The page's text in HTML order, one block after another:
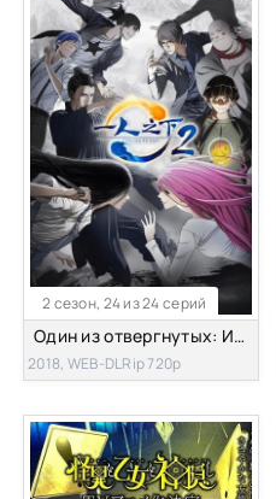
2 сезон, 24 из 24 серий
Один из отвергнутых: Изгой [ТВ-2]
2018, WEB-DLRip 720p